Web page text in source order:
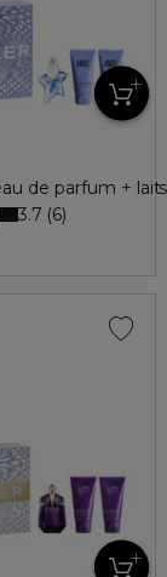
lait pour le
de parfum +
3.7 6